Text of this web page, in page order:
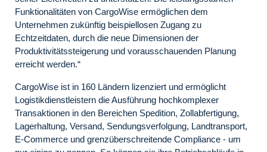
Funktionalitäten von CargoWise ermöglichen dem
Unternehmen zukünftig beispiellosen Zugang zu
Echtzeitdaten, durch die neue Dimensionen der
Produktivitätssteigerung und vorausschauenden Planung
erreicht werden.“
CargoWise ist in 160 Ländern lizenziert und ermöglicht
Logistikdienstleistern die Ausführung hochkomplexer
Transaktionen in den Bereichen Spedition, Zollabfertigung,
Lagerhaltung, Versand, Sendungsverfolgung, Landtransport,
E-Commerce und grenzüberschreitende Compliance - um